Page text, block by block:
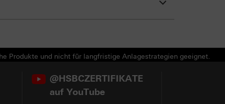
Produkte und nicht für langfristige Anlagestrategien geeignet.
@HSBCZERTIFIKATE
auf YouTube